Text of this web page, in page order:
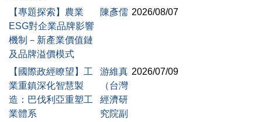
【專題探索】農業
ESG對企業品牌影響
機制－新產業價值鏈
及品牌溢價模式
陳彥儒 2026/08/07
【國際政經瞭望】工
業重鎮深化智慧製
造：巴伐利亞重塑工
業體系
游維真
（台灣
經濟研
究院副
2026/07/09